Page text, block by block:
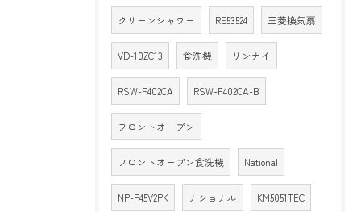
クリーンシャワー RE53524 三菱換気扇
VD-10ZC13 食洗機 リンナイ
RSW-F402CA RSW-F402CA-B
フロントオープン
フロントオープン食洗機 National
NP-P45V2PK ナショナル KM5051TEC